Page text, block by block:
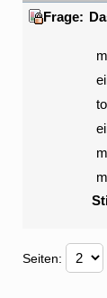
Frage:
Seiten: